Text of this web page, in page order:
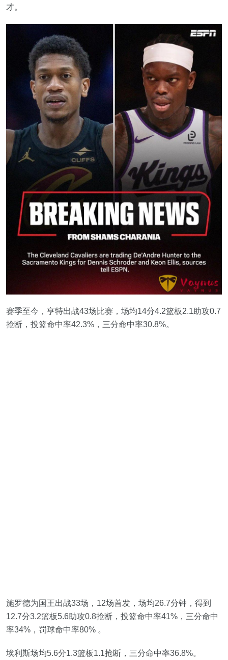
才。
赛季至今，亨特出战43场比赛，场均14分4.2篮板2.1助攻0.7
抢断，投篮命中率42.3%，三分命中率30.8%。
施罗德为国王出战33场，12场首发，场均26.7分钟，得到
12.7分3.2篮板5.6助攻0.8抢断，投篮命中率41%，三分命中
率34%，罚球命中率80% 。
埃利斯场均5.6分1.3篮板1.1抢断，三分命中率36.8%。